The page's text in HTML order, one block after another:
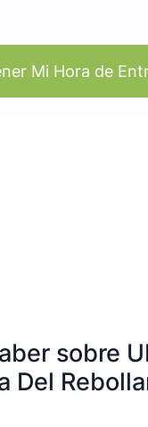
Mi Hora de
sobre
Del